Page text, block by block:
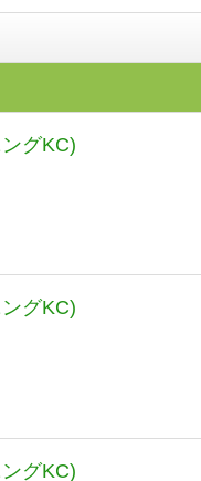
グKC)
グKC)
グKC)